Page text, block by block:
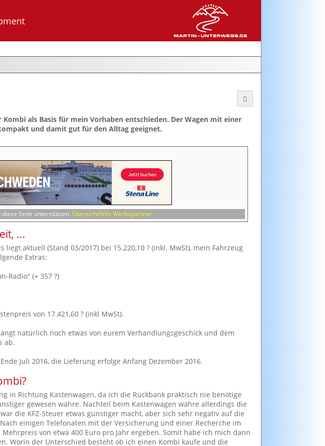
als Basis für mein Vorhaben entschieden. Der Wagen mit einer
und damit gut für den Alltag geeignet.
Seite unterstützen. Übersicht/Info Werbepartner
...
liegt aktuell (Stand 03/2017) bei 15.220,10 ? (inkl. MwSt), mein Fahrzeug
Extras:
Radio" (+ 357 ?)
von 17.421,60 ? (inkl MwSt).
natürlich noch etwas von eurem Verhandlungsgeschick und dem
ab.
Juli 2016, die Lieferung erfolge Anfang Dezember 2016.
in Richtung Kastenwagen, da ich die Rückbank praktisch nie benötige
gewesen währe. Nachteil beim Kastenwagen währe allerdings die
die KFZ-Steuer etwas günstiger macht, aber sich sehr negativ auf die
einigen Telefonaten mit der Versicherung und einer Recherche im
von etwa 400 Euro pro Jahr ergeben. Somit habe ich mich dann
Worin der Unterschied besteht ob ich einen Kombi kaufe und die